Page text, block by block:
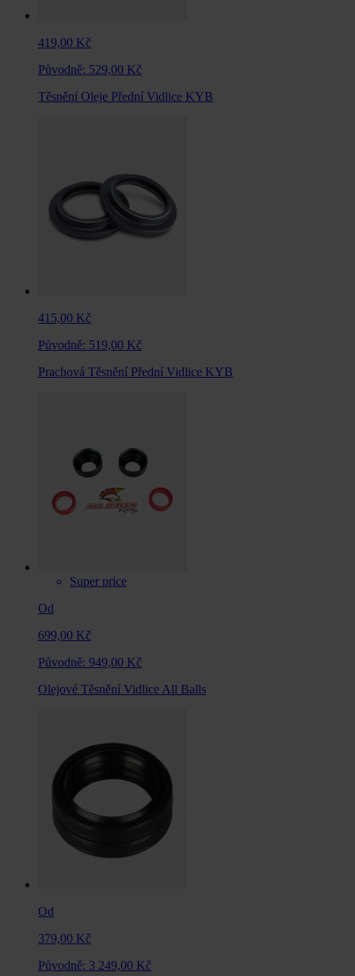
419,00 Kč
Původně: 529,00 Kč
Těsnění Oleje Přední Vidlice KYB
415,00 Kč
Původně: 519,00 Kč
Prachová Těsnění Přední Vidlice KYB
Super price
Od
699,00 Kč
Původně: 949,00 Kč
Olejové Těsnění Vidlice All Balls
Od
379,00 Kč
Původně: 3 249,00 Kč